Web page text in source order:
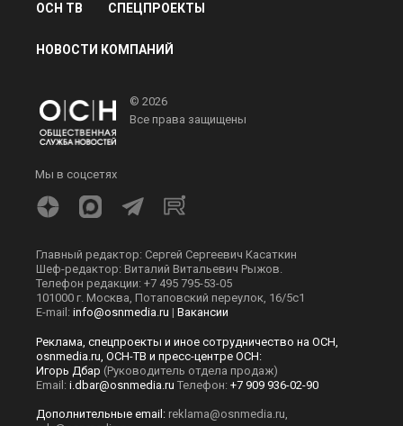
ОСН ТВ СПЕЦПРОЕКТЫ
НОВОСТИ КОМПАНИЙ
© 2026
Все права защищены
Мы в соцсетях
Главный редактор: Сергей Сергеевич Касаткин
Шеф-редактор: Виталий Витальевич Рыжов.
Телефон редакции: +7 495 795-53-05
101000 г. Москва, Потаповский переулок, 16/5с1
E-mail: info@osnmedia.ru | Вакансии
Реклама, спецпроекты и иное сотрудничество на ОСН,
osnmedia.ru, ОСН-ТВ и пресс-центре ОСН:
Игорь Дбар (Руководитель отдела продаж)
Email: i.dbar@osnmedia.ru Телефон: +7 909 936-02-90
Дополнительные email: reklama@osnmedia.ru,